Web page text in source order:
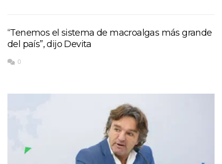
“Tenemos el sistema de macroalgas más grande
del país”, dijo Devita
0